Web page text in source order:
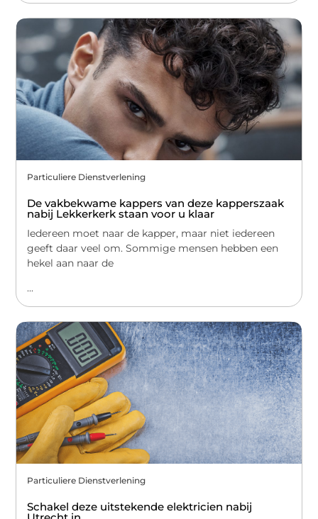
Particuliere Dienstverlening
De vakbekwame kappers van deze kapperszaak
nabij Lekkerkerk staan voor u klaar
Iedereen moet naar de kapper, maar niet iedereen
geeft daar veel om. Sommige mensen hebben een
hekel aan naar de
...
Particuliere Dienstverlening
Schakel deze uitstekende elektricien nabij